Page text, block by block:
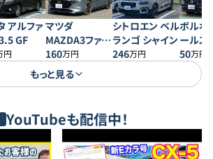
アルファ
GF
円
マツダ
MAZDA3ファス
トバック 20S プ
ロアクティブ
160万円
シトロエン ベル
ランゴ シャイン
246万円
ボルボ
ールス
50万円
もっと見る
YouTubeも配信中！